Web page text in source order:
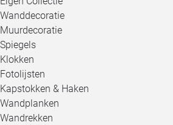
Wanddecoratie
Muurdecoratie
Spiegels
Klokken
Fotolijsten
Kapstokken & Haken
Wandplanken
Wandrekken